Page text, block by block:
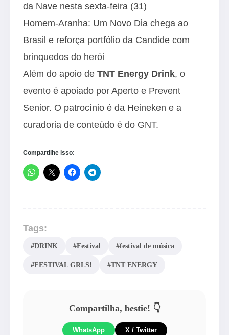
da Nave nesta sexta-feira (31)
Homem-Aranha: Um Novo Dia chega ao
Brasil e reforça portfólio da Candide com
brinquedos do herói
Além do apoio de TNT Energy Drink, o
evento é apoiado por Aperto e Prevent
Senior. O patrocínio é da Heineken e a
curadoria de conteúdo é do GNT.
Compartilhe isso:
Tags:
#DRINK #Festival #festival de música
#FESTIVAL GRLS! #TNT ENERGY
Compartilha, bestie! 👇
WhatsApp X / Twitter